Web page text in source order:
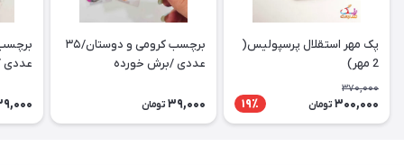
پک مهر استقلال پرسپولیس(
2 مهر)
370,000
300,000 تومان 19٪
برچسب کرومی و دوستان/۳۵
عددی /برش خورده
39,000 تومان
عددی